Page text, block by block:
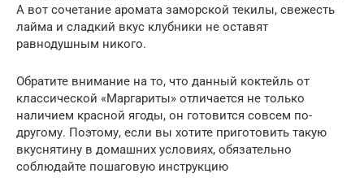
А вот сочетание аромата заморской текилы, свежесть
лайма и сладкий вкус клубники не оставят
равнодушным никого.
Обратите внимание на то, что данный коктейль от
классической «Маргариты» отличается не только
наличием красной ягоды, он готовится совсем по-
другому. Поэтому, если вы хотите приготовить такую
вкуснятину в домашних условиях, обязательно
соблюдайте пошаговую инструкцию